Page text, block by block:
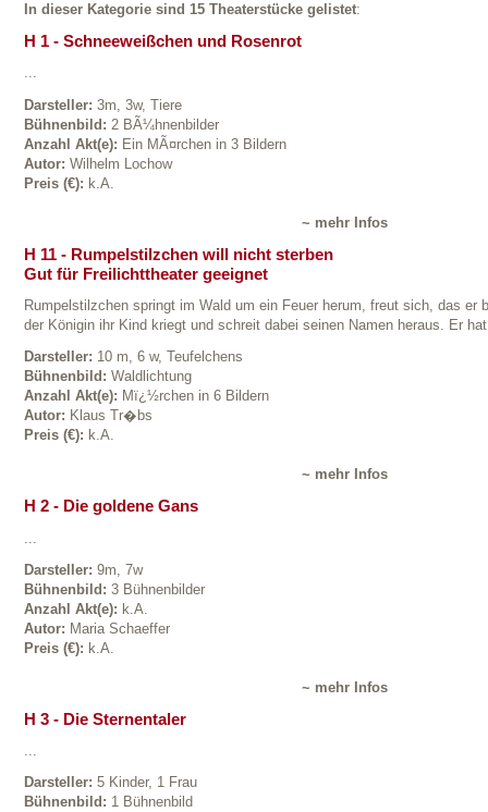
In dieser Kategorie sind 15 Theaterstücke gelistet:
H 1 - Schneeweißchen und Rosenrot
...
Darsteller: 3m, 3w, Tiere
Bühnenbild: 2 BÃ¼hnenbilder
Anzahl Akt(e): Ein MÃ¤rchen in 3 Bildern
Autor: Wilhelm Lochow
Preis (€): k.A.
~ mehr Infos
H 11 - Rumpelstilzchen will nicht sterben
Gut für Freilichttheater geeignet
Rumpelstilzchen springt im Wald um ein Feuer herum, freut sich, das er
der Königin ihr Kind kriegt und schreit dabei seinen Namen heraus. Er
Darsteller: 10 m, 6 w, Teufelchens
Bühnenbild: Waldlichtung
Anzahl Akt(e): Mï¿½rchen in 6 Bildern
Autor: Klaus Tr�bs
Preis (€): k.A.
~ mehr Infos
H 2 - Die goldene Gans
Darsteller: 9m, 7w
Bühnenbild: 3 Bühnenbilder
Anzahl Akt(e): k.A.
Autor: Maria Schaeffer
Preis (€): k.A.
~ mehr Infos
H 3 - Die Sternentaler
...
Darsteller: 5 Kinder, 1 Frau
Bühnenbild: 1 Bühnenbild